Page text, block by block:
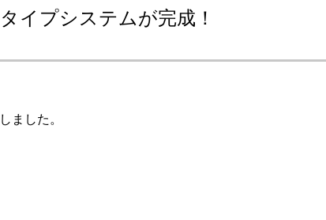
イプシステムが完成！
ました。